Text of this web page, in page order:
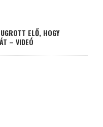
ELŐ, HOGY
– VIDEÓ